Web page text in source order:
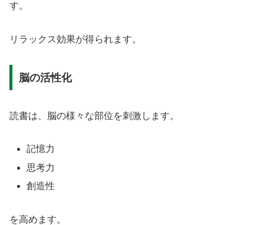
す。
リラックス効果が得られます。
脳の活性化
読書は、脳の様々な部位を刺激します。
記憶力
思考力
創造性
を高めます。